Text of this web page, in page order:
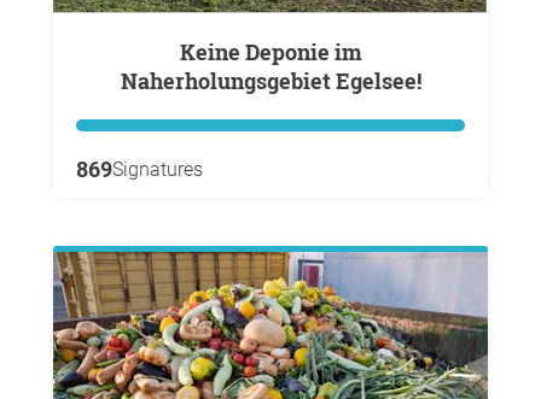
Keine Deponie im
Naherholungsgebiet Egelsee!
869Signatures